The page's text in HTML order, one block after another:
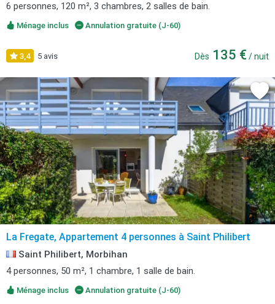
6 personnes, 120 m², 3 chambres, 2 salles de bain.
Ménage inclus Annulation gratuite (J-60)
3,4 5 avis Dès 135 € / nuit
La Fregate, Appartement 4 personnes à Saint Philibert
Saint Philibert, Morbihan
4 personnes, 50 m², 1 chambre, 1 salle de bain.
Ménage inclus Annulation gratuite (J-60)